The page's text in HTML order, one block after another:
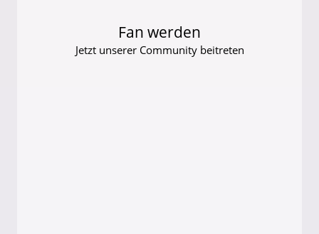
Fan werden
Jetzt unserer Community beitreten